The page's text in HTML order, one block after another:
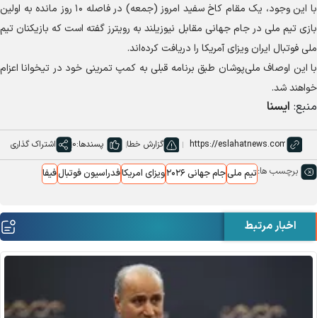
با این وجود، یک مقام کاخ سفید امروز (جمعه) در فاصله ۱۰ روز مانده به اولین
بازی تیم ملی در جام جهانی مقابل نیوزیلند به رویترز گفته است که بازیکنان تیم
ملی فوتبال ایران ویزای آمریکا را دریافت کرده‌اند.
با این اوصاف ملی‌پوشان طبق برنامه قبلی به کمپ تمرینی خود در تیخوانا اعزام
خواهند شد.
منبع: ایسنا
گزارش خطا پسندها:0 اشتراک گذاری
برچسب ها:تیم ملیجام جهانی ۲۰۲۶ ویزای امریکافدراسیون فوتبالفیفا
اخبار مرتبط